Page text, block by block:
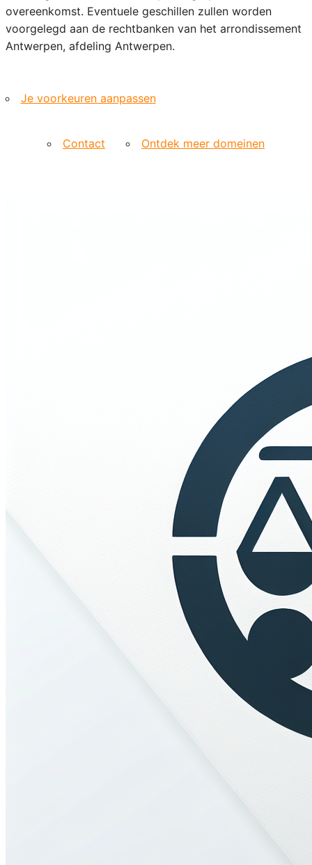
overeenkomst. Eventuele geschillen zullen worden
voorgelegd aan de rechtbanken van het arrondissement
Antwerpen, afdeling Antwerpen.
Je voorkeuren aanpassen
Contact Ontdek meer domeinen